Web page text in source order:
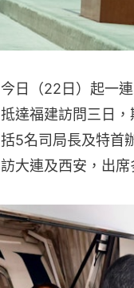
今日（22日）起一
抵達福建訪問三日
括5名司局長及特首
訪大連及西安，出席